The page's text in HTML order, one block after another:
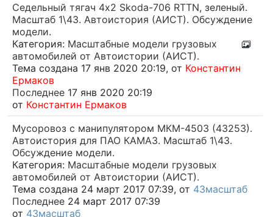
Седельный тягач 4х2 Skoda-706 RTTN, зеленый.
Масштаб 1\43. Автоистория (АИСТ). Обсуждение
модели.
Категория: Масштабные модели грузовых
автомобилей от Автоистории (АИСТ).
Тема создана 17 янв 2020 20:19, от Константин
Ермаков
Последнее 17 янв 2020 20:19
от Константин Ермаков
Мусоровоз с манипулятором МКМ-4503 (43253).
Автоистория для ПАО КАМАЗ. Масштаб 1\43.
Обсуждение модели.
Категория: Масштабные модели грузовых
автомобилей от Автоистории (АИСТ).
Тема создана 24 март 2017 07:39, от 43масштаб
Последнее 24 март 2017 07:39
от 43масштаб